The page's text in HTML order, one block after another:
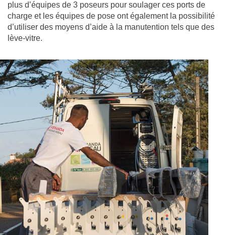
plus d’équipes de 3 poseurs pour soulager ces ports de
charge et les équipes de pose ont également la possibilité
d’utiliser des moyens d’aide à la manutention tels que des
lève-vitre.